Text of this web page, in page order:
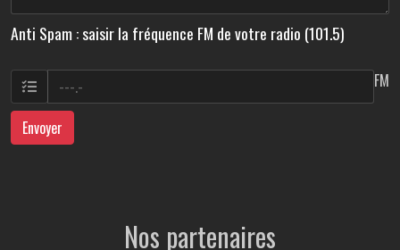
Anti Spam : saisir la fréquence FM de votre radio (101.5)
FM
Envoyer
Nos partenaires